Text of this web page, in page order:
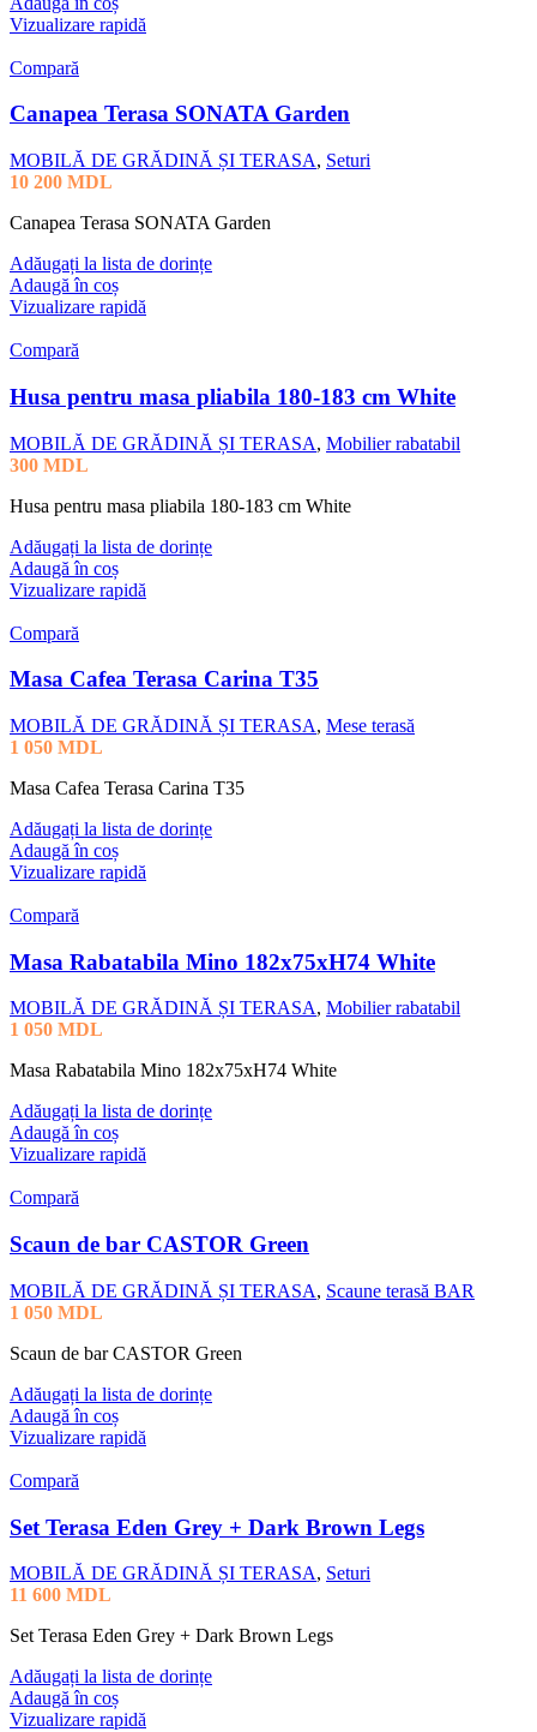
Vizualizare rapidă
Compară
Canapea Terasa SONATA Garden
MOBILĂ DE GRĂDINĂ ȘI TERASA, Seturi
10 200 MDL
Canapea Terasa SONATA Garden
Adăugați la lista de dorințe
Adaugă în coș
Vizualizare rapidă
Compară
Husa pentru masa pliabila 180-183 cm White
MOBILĂ DE GRĂDINĂ ȘI TERASA, Mobilier rabatabil
300 MDL
Husa pentru masa pliabila 180-183 cm White
Adăugați la lista de dorințe
Adaugă în coș
Vizualizare rapidă
Compară
Masa Cafea Terasa Carina T35
MOBILĂ DE GRĂDINĂ ȘI TERASA, Mese terasă
1 050 MDL
Masa Cafea Terasa Carina T35
Adăugați la lista de dorințe
Adaugă în coș
Vizualizare rapidă
Compară
Masa Rabatabila Mino 182x75xH74 White
MOBILĂ DE GRĂDINĂ ȘI TERASA, Mobilier rabatabil
1 050 MDL
Masa Rabatabila Mino 182x75xH74 White
Adăugați la lista de dorințe
Adaugă în coș
Vizualizare rapidă
Compară
Scaun de bar CASTOR Green
MOBILĂ DE GRĂDINĂ ȘI TERASA, Scaune terasă BAR
1 050 MDL
Scaun de bar CASTOR Green
Adăugați la lista de dorințe
Adaugă în coș
Vizualizare rapidă
Compară
Set Terasa Eden Grey + Dark Brown Legs
MOBILĂ DE GRĂDINĂ ȘI TERASA, Seturi
11 600 MDL
Set Terasa Eden Grey + Dark Brown Legs
Adăugați la lista de dorințe
Adaugă în coș
Vizualizare rapidă